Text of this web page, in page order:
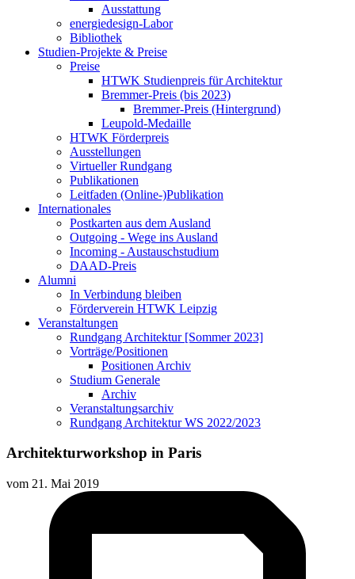
Ausstattung
energiedesign-Labor
Bibliothek
Studien-Projekte & Preise
Preise
HTWK Studienpreis für Architektur
Bremmer-Preis (bis 2023)
Bremmer-Preis (Hintergrund)
Leupold-Medaille
HTWK Förderpreis
Ausstellungen
Virtueller Rundgang
Publikationen
Leitfaden (Online-)Publikation
Internationales
Postkarten aus dem Ausland
Outgoing - Wege ins Ausland
Incoming - Austauschstudium
DAAD-Preis
Alumni
In Verbindung bleiben
Förderverein HTWK Leipzig
Veranstaltungen
Rundgang Architektur [Sommer 2023]
Vorträge/Positionen
Positionen Archiv
Studium Generale
Archiv
Veranstaltungsarchiv
Rundgang Architektur WS 2022/2023
Architekturworkshop in Paris
vom 21. Mai 2019